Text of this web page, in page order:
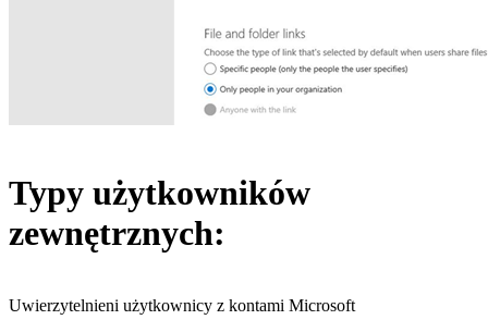
Typy użytkowników
zewnętrznych:
Uwierzytelnieni użytkownicy z kontami Microsoft